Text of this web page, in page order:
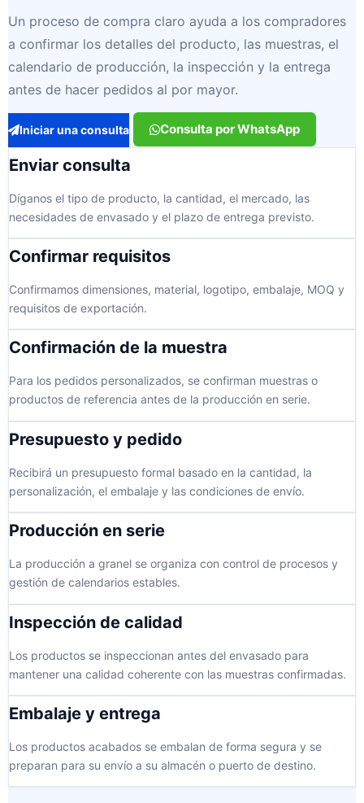
Un proceso de compra claro ayuda a los compradores
a confirmar los detalles del producto, las muestras, el
calendario de producción, la inspección y la entrega
antes de hacer pedidos al por mayor.
Iniciar una consulta Consulta por WhatsApp
Enviar consulta
Díganos el tipo de producto, la cantidad, el mercado, las
necesidades de envasado y el plazo de entrega previsto.
Confirmar requisitos
Confirmamos dimensiones, material, logotipo, embalaje, MOQ y
requisitos de exportación.
Confirmación de la muestra
Para los pedidos personalizados, se confirman muestras o
productos de referencia antes de la producción en serie.
Presupuesto y pedido
Recibirá un presupuesto formal basado en la cantidad, la
personalización, el embalaje y las condiciones de envío.
Producción en serie
La producción a granel se organiza con control de procesos y
gestión de calendarios estables.
Inspección de calidad
Los productos se inspeccionan antes del envasado para
mantener una calidad coherente con las muestras confirmadas.
Embalaje y entrega
Los productos acabados se embalan de forma segura y se
preparan para su envío a su almacén o puerto de destino.